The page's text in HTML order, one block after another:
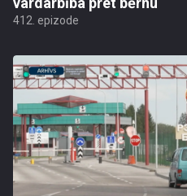
412. epizode